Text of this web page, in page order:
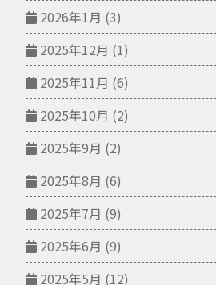
2026年1月 (3)
2025年12月 (1)
2025年11月 (6)
2025年10月 (2)
2025年9月 (2)
2025年8月 (6)
2025年7月 (9)
2025年6月 (9)
2025年5月 (12)